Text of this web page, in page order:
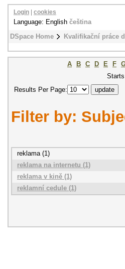
DSpace Home Kvalifikační práce
Login cookies
Language: English čeština
A B C D E F
Results Per Page:
Filter by:
reklama (1)
reklama na internetu (1)
reklama v kině (1)
reklamní cedule (1)